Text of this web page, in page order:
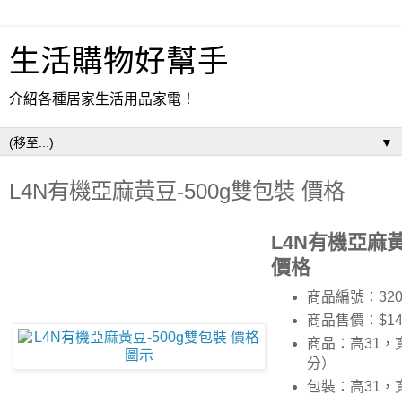
生活購物好幫手
介紹各種居家生活用品家電！
▼
L4N有機亞麻黃豆-500g雙包裝 價格
L4N有機亞麻
價格
商品編號：
商品售價：
商品：高31，
分）
包裝：高31，